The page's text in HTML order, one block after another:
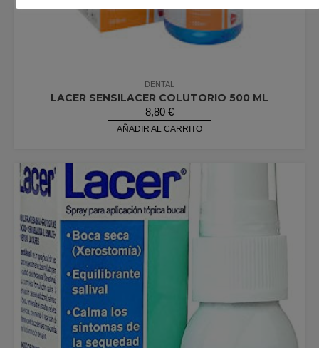
DENTAL
LACER SENSILACER COLUTORIO 500 ML
8,80 €
AÑADIR AL CARRITO